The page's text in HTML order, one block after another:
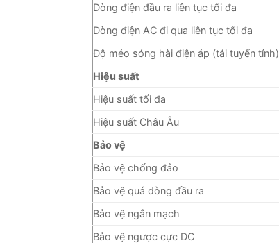
Dòng điện đầu ra liên tục tối đa
Dòng điện AC đi qua liên tục tối đa
Độ méo sóng hài điện áp (tải tuyến tính)
Hiệu suất
Hiệu suất tối đa
Hiệu suất Châu Âu
Bảo vệ
Bảo vệ chống đảo
Bảo vệ quá dòng đầu ra
Bảo vệ ngắn mạch
Bảo vệ ngược cực DC